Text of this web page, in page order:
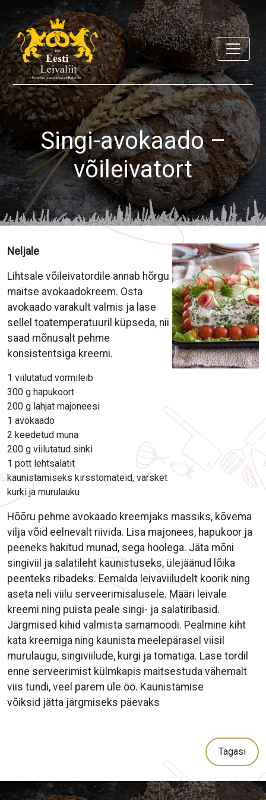
Singi-avokaado –
võileivatort
Neljale
Lihtsale võileivatordile annab hõrgu
maitse avokaadokreem. Osta
avokaado varakult valmis ja lase
sellel toatemperatuuril küpseda, nii
saad mõnusalt pehme
konsistentsiga kreemi.
1 viilutatud vormileib
300 g hapukoort
200 g lahjat majoneesi
1 avokaado
2 keedetud muna
200 g viilutatud sinki
1 pott lehtsalatit
kaunistamiseks kirsstomateid, värsket
kurki ja murulauku
Hõõru pehme avokaado kreemjaks massiks, kõvema
vilja võid eelnevalt riivida. Lisa majonees, hapukoor ja
peeneks hakitud munad, sega hoolega. Jäta mõni
singiviil ja salatileht kaunistuseks, ülejäänud lõika
peenteks ribadeks. Eemalda leivaviiludelt koorik ning
aseta neli viilu serveerimisalusele. Määri leivale
kreemi ning puista peale singi- ja salatiribasid.
Järgmised kihid valmista samamoodi. Pealmine kiht
kata kreemiga ning kaunista meelepärasel viisil
murulaugu, singiviilude, kurgi ja tomatiga. Lase tordil
enne serveerimist külmkapis maitsestuda vähemalt
viis tundi, veel parem üle öö. Kaunistamise
võiksid jätta järgmiseks päevaks
Tagasi